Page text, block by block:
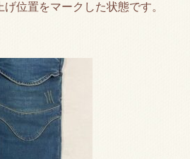
位置をマークした状態です。